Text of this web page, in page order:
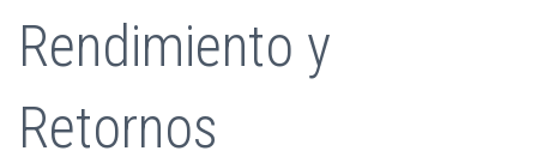
Rendimiento y
Retornos